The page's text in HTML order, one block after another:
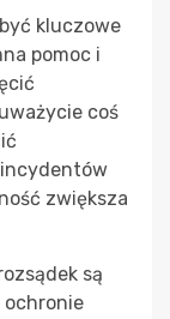
kluczowe
pomoc i
coś
incydentów
zwiększa
są
ochronie